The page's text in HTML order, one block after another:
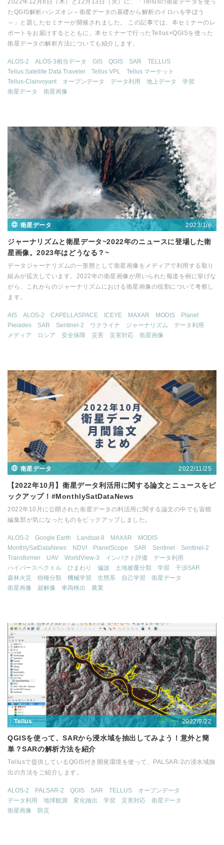
2022年12月8日（木）と12月13日（火）に、「Tellusの衛星データを使っ
たQGIS解析ハンズオン～衛星データの基礎から解析のイロハを学ぼう
～」と題したセミナーが開催されました。 この記事では、本セミナーのレ
ポートをお届けするとともに、本セミナーで行ったTellus×QGISを使った
衛星データの解析方法についても紹介します。
ALOS-2 ALOS-3相当データ GIS QGIS SAR
TELLUS
Tellus Satellite Data Traveler
Tellus VPL
Tellus マーケット
Tellus-Clairvoyant
オープンデータ データ利用 地上データ
学習
衛星データ
衛星画像
衛星データ 2023/1/6
ジャーナリズムと衛星データ~2022年のニュースに登場した衛
星画像。2023年はどうなる？~
データジャーナリズムの一形態として衛星画像をメディアで利用する取り
組みが拡大しています。2022年の衛星画像が用いられた報道を例に挙げな
がら、これからのジャーナリズムにおける衛星画像の役割について考察し
ます。
AIS ALOS-2 CAPELLASPACE ICEYE MAXAR MODIS
Planet
Pleiades
SAR Sentinel-2 ウクライナ ジャーナリズム
データ利用
メディア
ロシア 安全保障 災害 災害対応 衛星画像
衛星データ 2022/11/25
【2022年10月】衛星データ利活用に関する論文とニュースをピ
ックアップ！#MonthlySatDataNews
2022年10月に公開された衛星データの利活用に関する論文の中でも宙畑
編集部が気になったものをピックアップしました。
ALOS-2 Google Earth Landsat-8 MAXAR
MODIS
MonthlySatDataNews
NDVI PlanetScope SAR Sentinel
Sentinel-2
Transformer
UAV WorldView-3 インパクト評価
データ利用
ハイパースペクトル
ひまわり 偏波 土地被覆分類 学習
干渉SAR
森林火災
樹種分類 機械学習 生態系 自己学習
衛星データ
衛星画像
超解像 車両検出 農業
Tellus 2022/9/22
QGISを使って、SARから浸水域を抽出してみよう！意外と簡
単？SARの解析方法を紹介
Tellusで提供しているQGIS付き開発環境を使って、PALSAR-2の浸水域抽
出の方法をご紹介します。
ALOS-2 PALSAR-2 QGIS SAR TELLUS
オープンデータ
データ利用
地球観測 変化抽出 学習 災害対応
衛星データ
衛星画像
防災